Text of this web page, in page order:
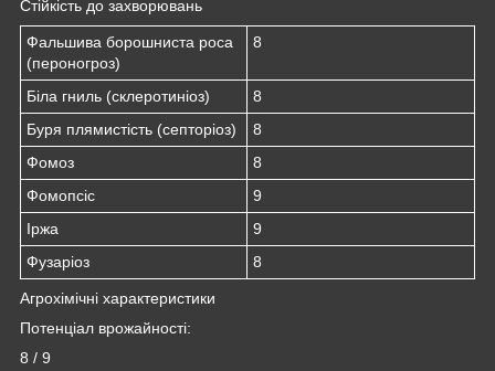
Стійкість до захворювань
Фальшива борошниста роса
(пероногроз)
8
Біла гниль (склеротиніоз)
8
Буря плямистість (септоріоз)
8
Фомоз
8
Фомопсіс
9
Іржа
9
Фузаріоз
8
Агрохімічні характеристики
Потенціал врожайності:
8 / 9